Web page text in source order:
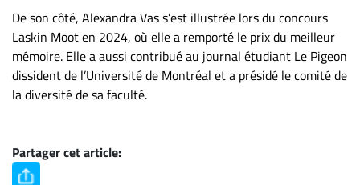
De son côté, Alexandra Vas s’est illustrée lors du concours
Laskin Moot en 2024, où elle a remporté le prix du meilleur
mémoire. Elle a aussi contribué au journal étudiant Le Pigeon
dissident de l’Université de Montréal et a présidé le comité de
la diversité de sa faculté.
Partager cet article: